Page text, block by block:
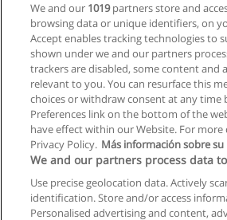
Kurs Afro Cubano -
Latin Show- & Dance Company
Mehr Information
Allgemeinen
Datenschutzpolitik
In Verbindung setzen mit
We and our 1019partners store and
browsing data or unique identifiers, on
Accept enables tracking technologies to
shown under we and our partners
trackers are disabled, some content and
relevant to you. You can resurface this
choices or withdraw consent at any time
Preferences link on the bottom of the
have effect within our Website. For
Privacy Policy. Más información sobre
We and our partners process data
Use precise geolocation data. Actively
identification. Store and/or access
Personalised advertising and content,